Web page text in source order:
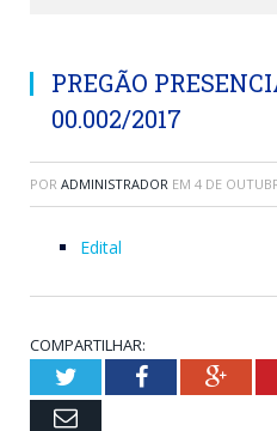
PREGÃO
00.002/2017
POR ADMINISTRADOR EM 4 DE
Edital
COMPARTILHAR:
TwitterFacebook
Email